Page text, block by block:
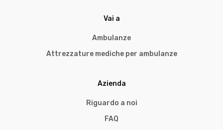
Vai a
Ambulanze
Attrezzature mediche per ambulanze
Azienda
Riguardo a noi
FAQ